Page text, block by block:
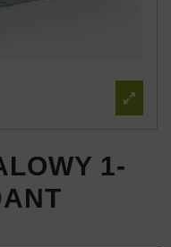
1-